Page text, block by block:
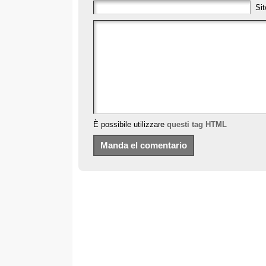
È possibile utilizzare questi tag HTML